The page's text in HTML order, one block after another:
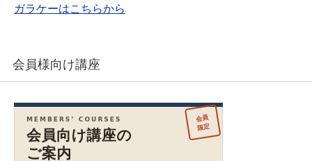
ガラケーはこちらから
会員様向け講座